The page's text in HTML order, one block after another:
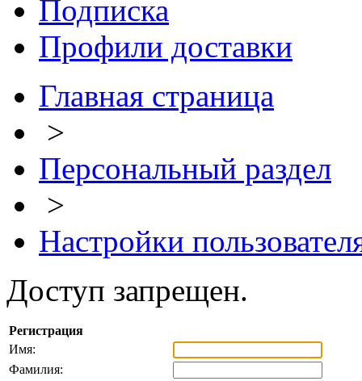
Подписка
Профили доставки
Главная страница
>
Персональный раздел
>
Настройки
Доступ запрещен.
Регистрация
Имя:
Фамилия: